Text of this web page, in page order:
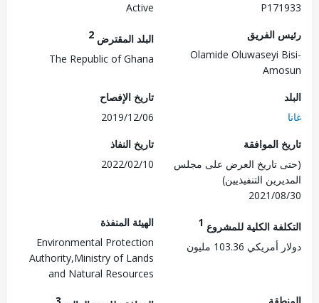
الفريق
Olamide Oluwaseyi
البلد المقترض
The Republic of Ghana
تاريخ الإفصاح
2019/12/06
الموافقة
تاريخ العرض على مجلس
التنفيذيين)
2021/
تاريخ النفاذ
2022/02/10
الكلية للمشروع1
103.36 مليون
الهيئة المنفذة
Environmental Protection
Authority,Ministry of Lands
and Natural Resources